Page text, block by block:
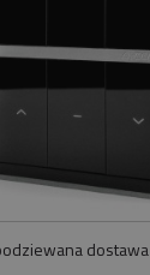
dostawa